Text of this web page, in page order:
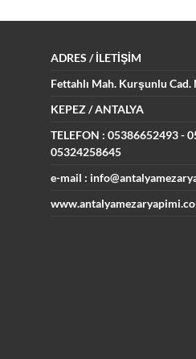
ADRES / İLETİŞİM
Fettahlı Mah. Kurşunlu Cad.
KEPEZ / ANTALYA
TELEFON : 05386652493-
05324258645
e-mail :